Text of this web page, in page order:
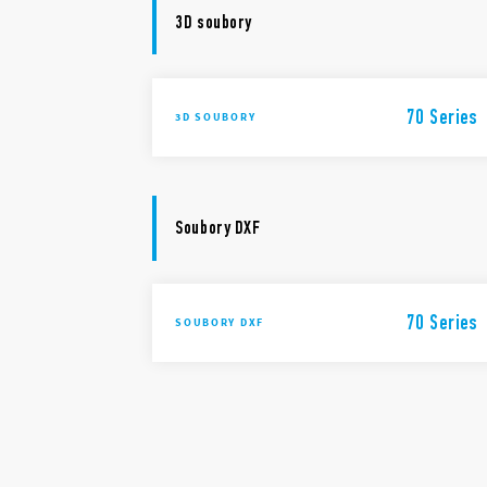
3D soubory
3D SOUBORY 70 Series
Soubory DXF
SOUBORY DXF 70 Series